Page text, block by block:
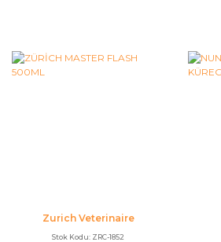
Zurich Veterinaire
Stok Kodu: ZRC-1852